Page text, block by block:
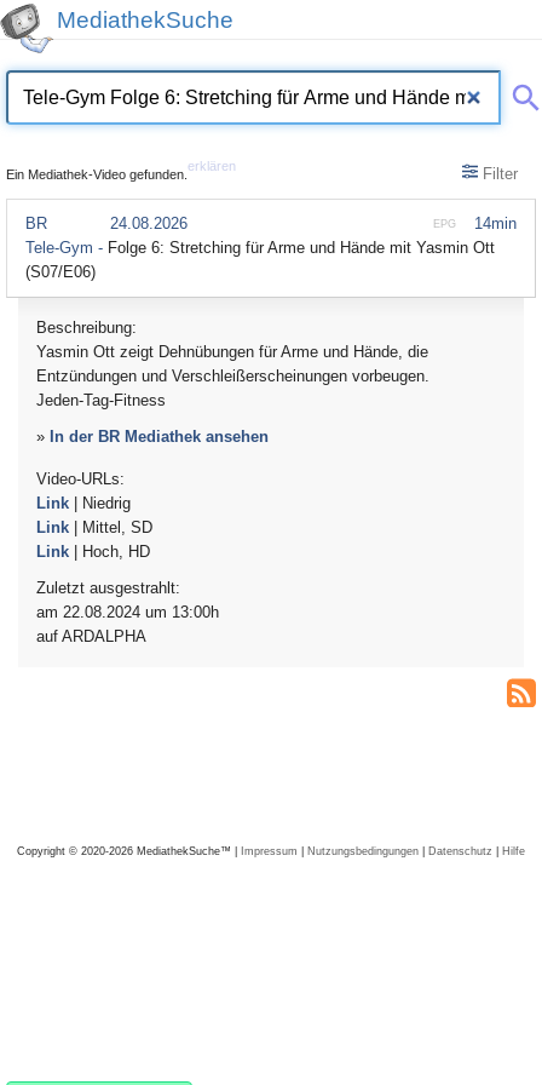
MediathekSuche
Ein Mediathek-Video gefunden.
erklären Filter
14min
EPG
BR
24.08.2026
Tele-Gym - Folge 6: Stretching für Arme und Hände mit Yasmin Ott
(S07/E06)
Beschreibung:
Yasmin Ott zeigt Dehnübungen für Arme und Hände, die
Entzündungen und Verschleißerscheinungen vorbeugen.
Jeden-Tag-Fitness
» In der BR Mediathek ansehen
Video-URLs:
Link | Niedrig
Link | Mittel, SD
Link | Hoch, HD
Zuletzt ausgestrahlt:
am 22.08.2024 um 13:00h
auf ARDALPHA
Copyright © 2020-2026 MediathekSuche™ | Impressum | Nutzungsbedingungen | Datenschutz | Hilfe